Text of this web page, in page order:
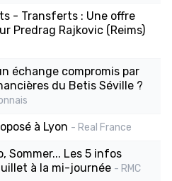
- Transferts : Une offre
Predrag Rajkovic (Reims)
échange compromis par
du Betis Séville ?
à Lyon - Real France
Sommer... Les 5 infos
à la mi-journée - RMC